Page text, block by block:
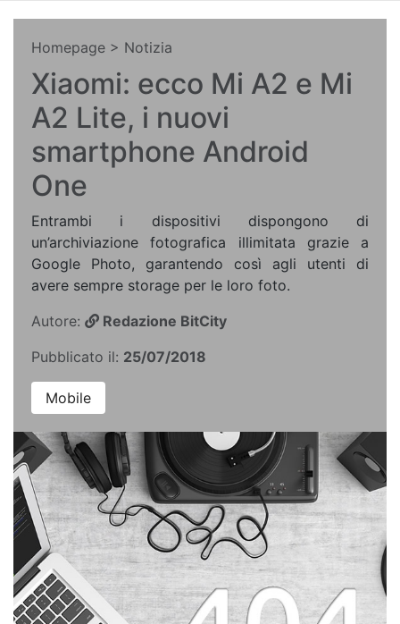
Homepage > Notizia
Xiaomi: ecco Mi A2 e Mi
A2 Lite, i nuovi
smartphone Android
One
Entrambi i dispositivi dispongono di
un’archiviazione fotografica illimitata grazie a
Google Photo, garantendo così agli utenti di
avere sempre storage per le loro foto.
Autore:
Redazione BitCity
Pubblicato il: 25/07/2018
Mobile